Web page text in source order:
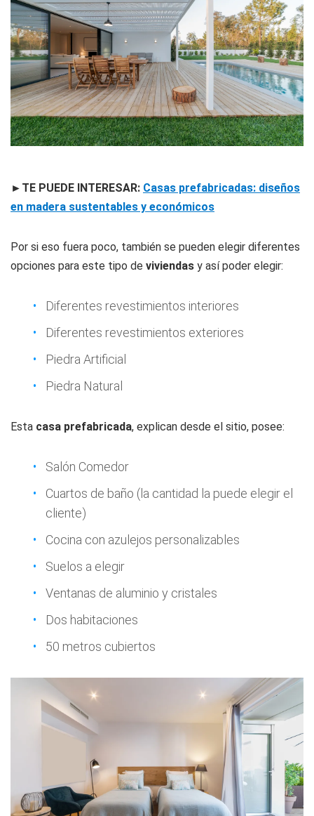
►TE PUEDE INTERESAR: Casas prefabricadas: diseños
en madera sustentables y económicos
Por si eso fuera poco, también se pueden elegir diferentes
opciones para este tipo de viviendas y así poder elegir:
Diferentes revestimientos interiores
Diferentes revestimientos exteriores
Piedra Artificial
Piedra Natural
Esta casa prefabricada, explican desde el sitio, posee:
Salón Comedor
Cuartos de baño (la cantidad la puede elegir el
cliente)
Cocina con azulejos personalizables
Suelos a elegir
Ventanas de aluminio y cristales
Dos habitaciones
50 metros cubiertos